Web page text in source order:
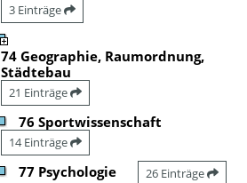
3 Einträge
74 Geographie, Raumordnung,
Städtebau
21 Einträge
76 Sportwissenschaft
14 Einträge
77 Psychologie 26 Einträge